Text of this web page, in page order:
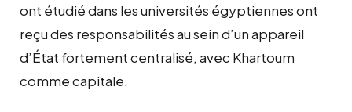
ont étudié dans les universités égyptiennes ont
reçu des responsabilités au sein d’un appareil
d’État fortement centralisé, avec Khartoum
comme capitale.